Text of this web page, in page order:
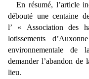
En résumé, l’article
débouté une centaine
l’ « Association des
lotissements
environnementale de
demander l’abandon de
lieu.